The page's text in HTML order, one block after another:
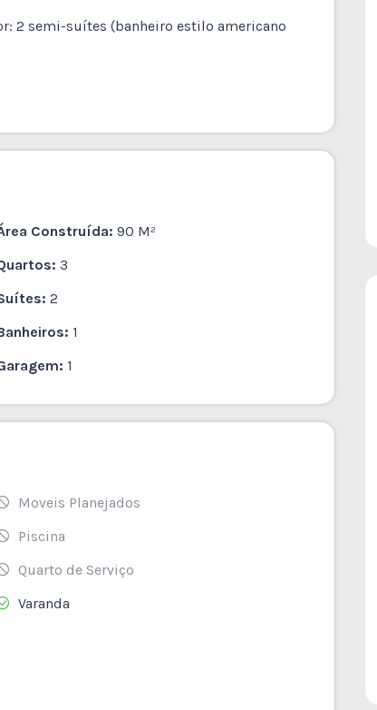
2 semi-suítes (banheiro estilo americano
Construída:
90 M²
3
2
1
1
Moveis Planejados
Piscina
Quarto de Serviço
Varanda